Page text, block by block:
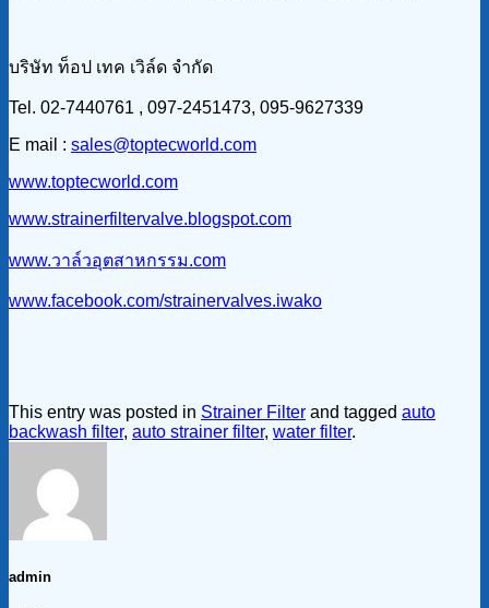
บริษัท ท็อป เทค เวิล์ด จำกัด
Tel. 02-7440761 , 097-2451473, 095-9627339
E mail : sales@toptecworld.com
www.toptecworld.com
www.strainerfiltervalve.blogspot.com
www.วาล์วอุตสาหกรรม.com
www.facebook.com/strainervalves.iwako
This entry was posted in Strainer Filter and tagged auto
backwash filter, auto strainer filter, water filter.
admin